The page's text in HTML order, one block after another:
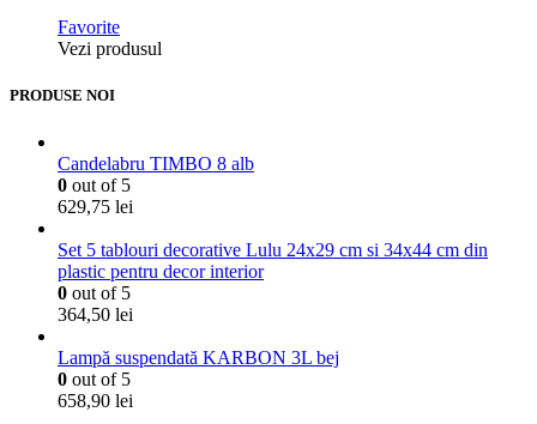
Favorite
Vezi produsul
PRODUSE NOI
Candelabru TIMBO 8 alb
0 out of 5
629,75 lei
Set 5 tablouri decorative Lulu 24x29 cm si 34x44 cm din
plastic pentru decor interior
0 out of 5
364,50 lei
Lampă suspendată KARBON 3L bej
0 out of 5
658,90 lei